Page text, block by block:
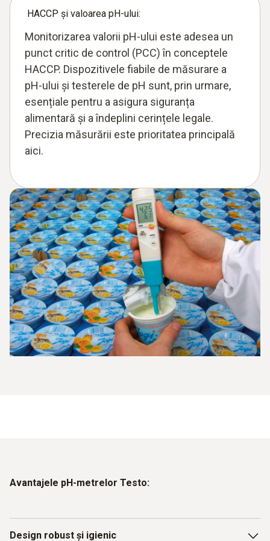
produselor din carne în special.
HACCP și valoarea pH-ului:
Monitorizarea valorii pH-ului este adesea un
punct critic de control (PCC) în conceptele
HACCP. Dispozitivele fiabile de măsurare a
pH-ului și testerele de pH sunt, prin urmare,
esențiale pentru a asigura siguranța
alimentară și a îndeplini cerințele legale.
Precizia măsurării este prioritatea principală
aici.
Avantajele pH-metrelor Testo:
Design robust și igienic